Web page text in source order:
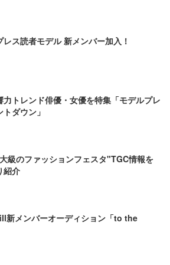
レス読者モデル 新メンバー加入！
力トレンド俳優・女優を特集「モデルプレ
ダウン」
級のファッションフェスタ"TGC情報を
紹介
新メンバーオーディション「to the